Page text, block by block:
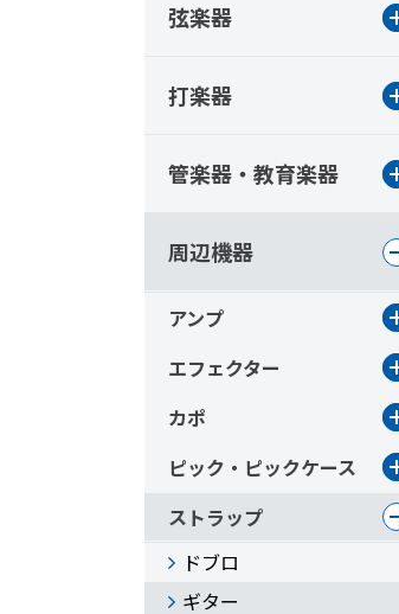
弦楽器
打楽器
管楽器・教育楽器
周辺機器
アンプ
エフェクター
カポ
ピック・ピックケース
ストラップ
ドブロ
ギター